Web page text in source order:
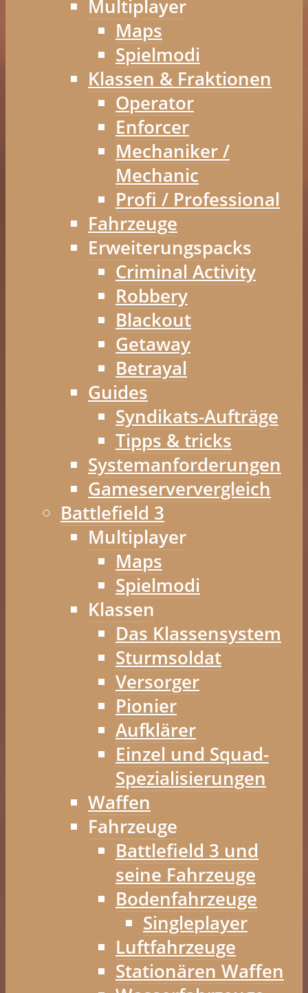
Multiplayer
Maps
Spielmodi
Klassen & Fraktionen
Operator
Enforcer
Mechaniker /
Mechanic
Profi / Professional
Fahrzeuge
Erweiterungspacks
Criminal Activity
Robbery
Blackout
Getaway
Betrayal
Guides
Syndikats-Aufträge
Tipps & tricks
Systemanforderungen
Gameserververgleich
Battlefield 3
Multiplayer
Maps
Spielmodi
Klassen
Das Klassensystem
Sturmsoldat
Versorger
Pionier
Aufklärer
Einzel und Squad-
Spezialisierungen
Waffen
Fahrzeuge
Battlefield 3 und
seine Fahrzeuge
Bodenfahrzeuge
Singleplayer
Luftfahrzeuge
Stationären Waffen